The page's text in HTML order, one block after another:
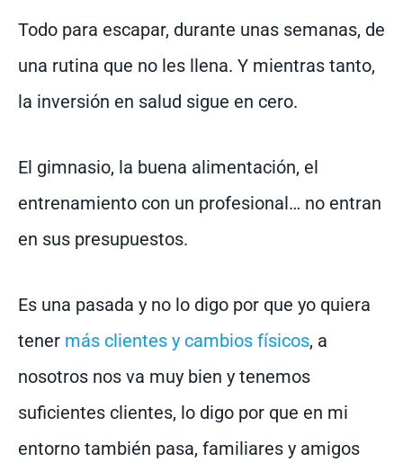
Todo para escapar, durante unas semanas, de
una rutina que no les llena. Y mientras tanto,
la inversión en salud sigue en cero.
El gimnasio, la buena alimentación, el
entrenamiento con un profesional… no entran
en sus presupuestos.
Es una pasada y no lo digo por que yo quiera
tener más clientes y cambios físicos, a
nosotros nos va muy bien y tenemos
suficientes clientes, lo digo por que en mi
entorno también pasa, familiares y amigos